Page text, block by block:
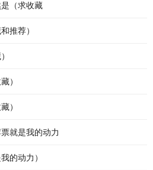
（求收藏
推荐）
）
）
就是我的动力
的动力）